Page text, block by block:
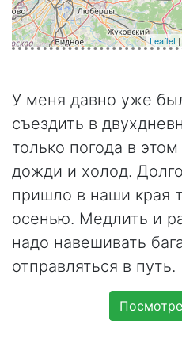
Leaflet
У меня давно уже
съездить в
только погода в
дожди и холод.
пришло в наши края
осенью. Медлить и
надо навешивать
отправляться в путь.